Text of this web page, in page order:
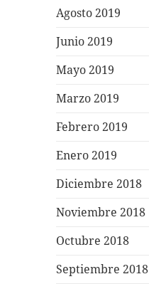
Agosto 2019
Junio 2019
Mayo 2019
Marzo 2019
Febrero 2019
Enero 2019
Diciembre 2018
Noviembre 2018
Octubre 2018
Septiembre 2018